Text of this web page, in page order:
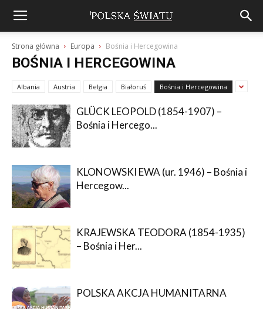
Strona główna Europa Bośnia i Hercegowina
BOŚNIA I HERCEGOWINA
Albania Austria Belgia Białoruś Bośnia i Hercegowina
GLÜCK LEOPOLD (1854-1907) –
Bośnia i Hercego...
KLONOWSKI EWA (ur. 1946) – Bośnia i
Hercegow...
KRAJEWSKA TEODORA (1854-1935)
– Bośnia i Her...
POLSKA AKCJA HUMANITARNA